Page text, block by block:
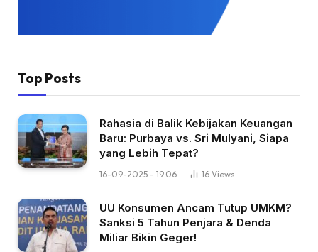
Top Posts
Rahasia di Balik Kebijakan Keuangan
Baru: Purbaya vs. Sri Mulyani, Siapa
yang Lebih Tepat?
16-09-2025 - 19.06 16 Views
UU Konsumen Ancam Tutup UMKM?
Sanksi 5 Tahun Penjara & Denda
Miliar Bikin Geger!